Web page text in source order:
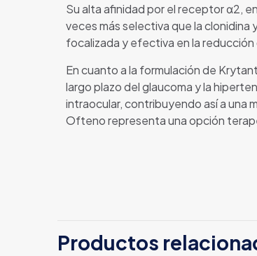
Su alta afinidad por el receptor α2,
veces más selectiva que la
focalizada y efectiva en la reducción
En cuanto a la formulación de
largo plazo del glaucoma y la
intraocular, contribuyendo así a
Ofteno representa una opción
Productos